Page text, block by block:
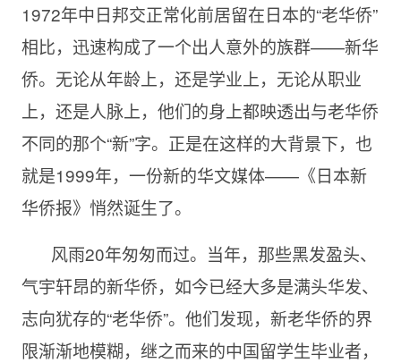
1972年中日邦交正常化前居留在日本的“老华侨”
相比，迅速构成了一个出人意外的族群——新华
侨。无论从年龄上，还是学业上，无论从职业
上，还是人脉上，他们的身上都映透出与老华侨
不同的那个“新”字。正是在这样的大背景下，也
就是1999年，一份新的华文媒体——《日本新
华侨报》悄然诞生了。
风雨20年匆匆而过。当年，那些黑发盈头、
气宇轩昂的新华侨，如今已经大多是满头华发、
志向犹存的“老华侨”。他们发现，新老华侨的界
限渐渐地模糊，继之而来的中国留学生毕业者，